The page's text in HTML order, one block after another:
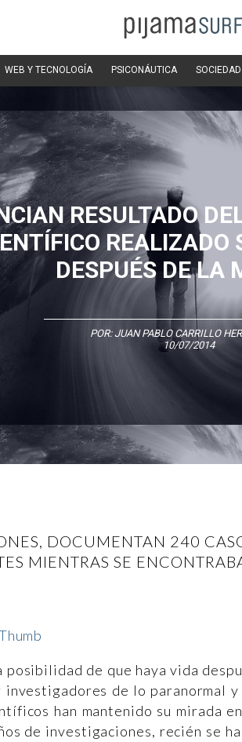
WEB Y TECNOLOGÍA PSICONÁUTICA SOCIEDAD
RESULTADO
REALIZADO
DESPUÉS DE LA
POR: JUAN PABLO CARRILLO
10/07/2014
DOCUMENTAN 240
MIENTRAS SE
posibilidad de que haya vida
investigadores de lo paranormal
han mantenido su mirada
de investigaciones, recién se